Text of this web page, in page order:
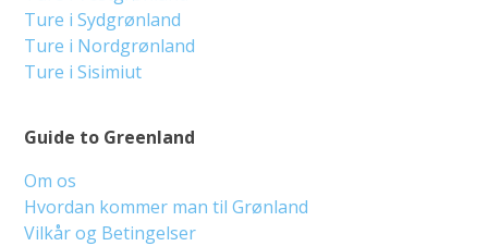
Guide to Greenland
Om os
Hvordan kommer man til Grønland
Vilkår og Betingelser
Ture i Sydgrønland
Ture i Nordgrønland
Ture i Sisimiut